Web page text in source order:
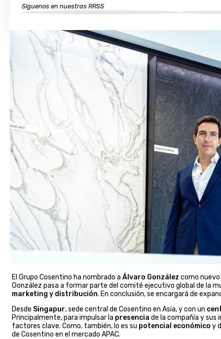
Síguenos en nuestras RRSS
El Grupo Cosentino ha nombrado a Álvaro González como
González pasa a formar parte del comité ejecutivo global de la
marketing y distribución. En conclusión, se encargará de
Desde Singapur, sede central de Cosentino en Asia, y con un
Principalmente, para impulsar la presencia de la compañía y sus
factores clave. Como, también, lo es su potencial económico y
de Cosentino en el mercado APAC.